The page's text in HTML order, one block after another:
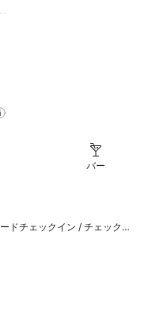
バー
スピードチェックイン / チェックアウト